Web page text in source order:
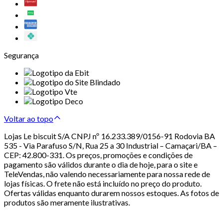
Segurança
Voltar ao topo
Lojas Le biscuit S/A CNPJ nº 16.233.389/0156-91 Rodovia BA
535 - Via Parafuso S/N, Rua 25 a 30 Industrial – Camaçari/BA –
CEP: 42.800-331. Os preços, promoções e condições de
pagamento são válidos durante o dia de hoje, para o site e
TeleVendas, não valendo necessariamente para nossa rede de
lojas físicas. O frete não está incluído no preço do produto.
Ofertas válidas enquanto durarem nossos estoques. As fotos de
produtos são meramente ilustrativas.